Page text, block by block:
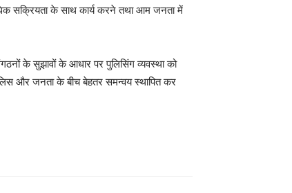
सक्रियता के साथ कार्य करने तथा आम जनता में
के सुझावों के आधार पर पुलिसिंग व्यवस्था को
और जनता के बीच बेहतर समन्वय स्थापित कर